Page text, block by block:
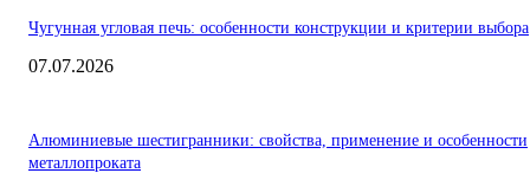
Чугунная угловая печь: особенности конструкции и критерии выбора
07.07.2026
Алюминиевые шестигранники: свойства, применение и особенности
металлопроката